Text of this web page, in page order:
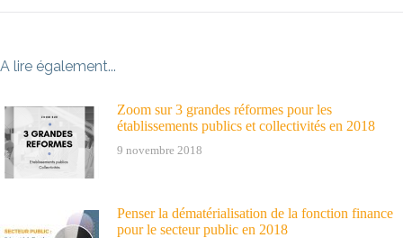
A lire également...
Zoom sur 3 grandes réformes pour les
établissements publics et collectivités en 2018
9 novembre 2018
Penser la dématérialisation de la fonction finance
pour le secteur public en 2018